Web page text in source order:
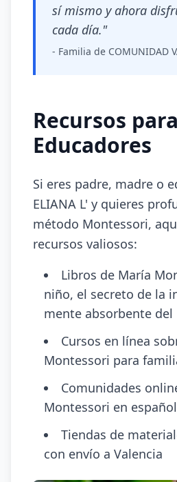
sí mismo y ahora
cada día."
- Familia de COMUNIDAD
Recursos
Educadores
Si eres padre, madre o
ELIANA L' y quieres
método Montessori,
recursos valiosos:
Libros de María
niño, el secreto de la
mente absorbente del
Cursos en línea
Montessori para
Comunidades
Montessori en español
Tiendas de
con envío a Valencia